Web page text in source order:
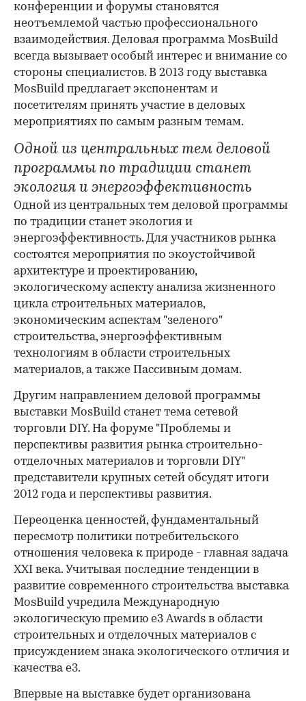
конференции и форумы становятся
неотъемлемой частью профессионального
взаимодействия. Деловая программа MosBuild
всегда вызывает особый интерес и внимание со
стороны специалистов. В 2013 году выставка
MosBuild предлагает экспонентам и
посетителям принять участие в деловых
мероприятиях по самым разным темам.
Одной из центральных тем деловой
программы по традиции станет
экология и энергоэффективность
Одной из центральных тем деловой программы
по традиции станет экология и
энергоэффективность. Для участников рынка
состоятся мероприятия по экоустойчивой
архитектуре и проектированию,
экологическому аспекту анализа жизненного
цикла строительных материалов,
экономическим аспектам "зеленого"
строительства, энергоэффективным
технологиям в области строительных
материалов, а также Пассивным домам.
Другим направлением деловой программы
выставки MosBuild станет тема сетевой
торговли DIY. На форуме "Проблемы и
перспективы развития рынка строительно-
отделочных материалов и торговли DIY"
представители крупных сетей обсудят итоги
2012 года и перспективы развития.
Переоценка ценностей, фундаментальный
пересмотр политики потребительского
отношения человека к природе - главная задача
ХХI века. Учитывая последние тенденции в
развитие современного строительства выставка
MosBuild учредила Международную
экологическую премию е3 Awards в области
строительных и отделочных материалов с
присуждением знака экологического отличия и
качества е3.
Впервые на выставке будет организована